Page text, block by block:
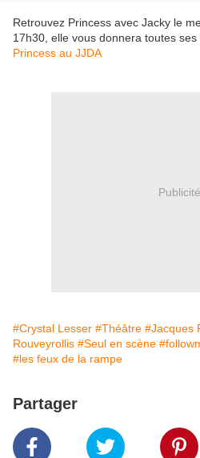
Retrouvez Princess avec Jacky le
17h30, elle vous donnera toutes
Princess au JJDA
Publicité
#Crystal Lesser #Théâtre #Jacques
Rouveyrollis #Seul en scène
#les feux de la rampe
Partager